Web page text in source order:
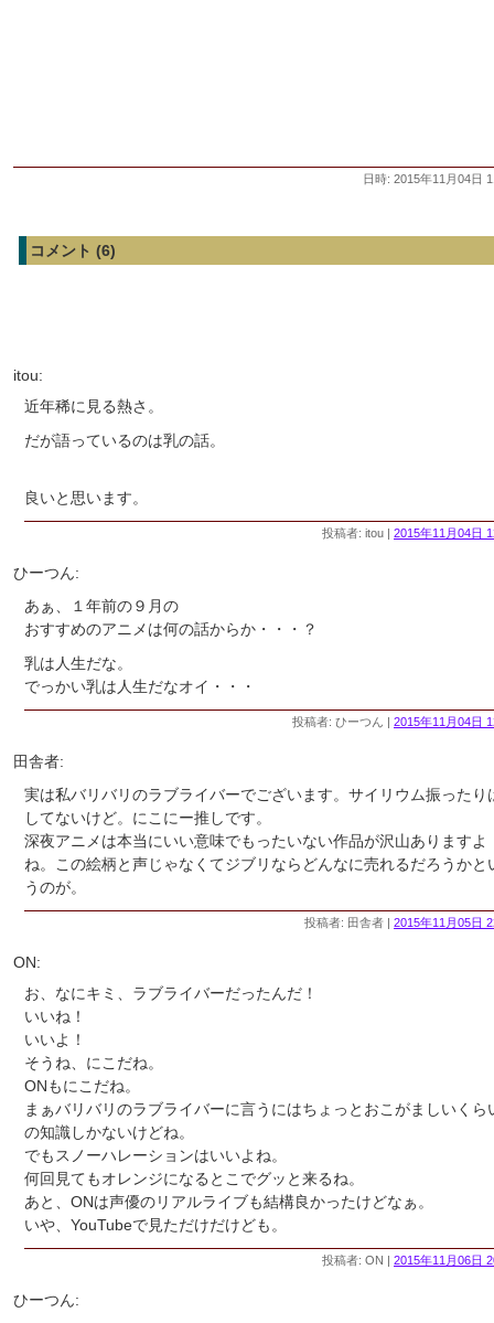
日時: 2015年11月04日
コメント (6)
itou:
近年稀に見る熱さ。
だが語っているのは乳の話。
良いと思います。
投稿者: itou | 2015年11月04日
ひーつん:
あぁ、１年前の９月の
おすすめのアニメは何の話からか・・・？
乳は人生だな。
でっかい乳は人生だなオイ・・・
投稿者: ひーつん | 2015年11月04日
田舎者:
実は私バリバリのラブライバーでございます。サイリウム振ったり
してないけど。にこにー推しです。
深夜アニメは本当にいい意味でもったいない作品が沢山ありますよ
ね。この絵柄と声じゃなくてジブリならどんなに売れるだろうかと
うのが。
投稿者: 田舎者 | 2015年11月05日
ON:
お、なにキミ、ラブライバーだったんだ！
いいね！
いいよ！
そうね、にこだね。
ONもにこだね。
まぁバリバリのラブライバーに言うにはちょっとおこがましいくら
の知識しかないけどね。
でもスノーハレーションはいいよね。
何回見てもオレンジになるとこでグッと来るね。
あと、ONは声優のリアルライブも結構良かったけどなぁ。
いや、YouTubeで見ただけだけども。
投稿者: ON | 2015年11月06日
ひーつん: